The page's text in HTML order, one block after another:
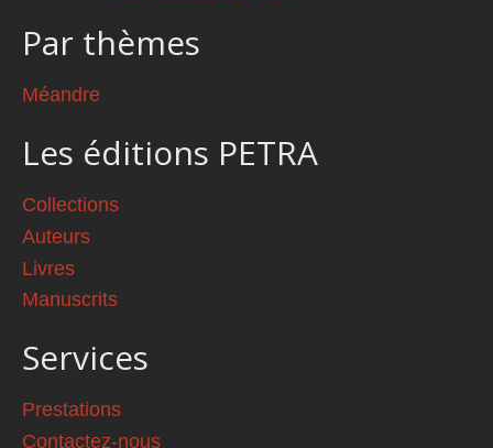
Par thèmes
Méandre
Les éditions PETRA
Collections
Auteurs
Livres
Manuscrits
Services
Prestations
Contactez-nous